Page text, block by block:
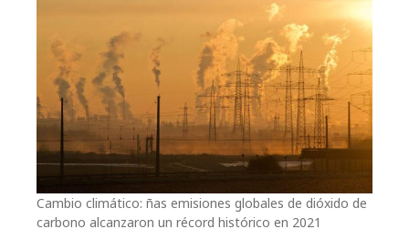
Cambio climático: ñas emisiones globales de dióxido de
carbono alcanzaron un récord histórico en 2021